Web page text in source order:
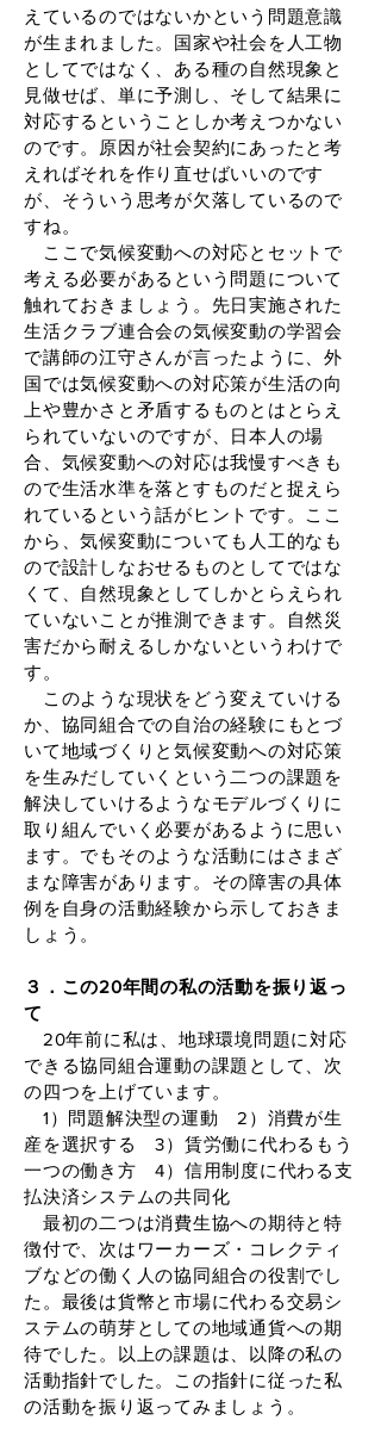
えているのではないかという問題意識
が生まれました。国家や社会を人工物
としてではなく、ある種の自然現象と
見做せば、単に予測し、そして結果に
対応するということしか考えつかない
のです。原因が社会契約にあったと考
えればそれを作り直せばいいのです
が、そういう思考が欠落しているので
すね。
ここで気候変動への対応とセットで
考える必要があるという問題について
触れておきましょう。先日実施された
生活クラブ連合会の気候変動の学習会
で講師の江守さんが言ったように、外
国では気候変動への対応策が生活の向
上や豊かさと矛盾するものとはとらえ
られていないのですが、日本人の場
合、気候変動への対応は我慢すべきも
ので生活水準を落とすものだと捉えら
れているという話がヒントです。ここ
から、気候変動についても人工的なも
ので設計しなおせるものとしてではな
くて、自然現象としてしかとらえられ
ていないことが推測できます。自然災
害だから耐えるしかないというわけで
す。
このような現状をどう変えていける
か、協同組合での自治の経験にもとづ
いて地域づくりと気候変動への対応策
を生みだしていくという二つの課題を
解決していけるようなモデルづくりに
取り組んでいく必要があるように思い
ます。でもそのような活動にはさまざ
まな障害があります。その障害の具体
例を自身の活動経験から示しておきま
しょう。
３．この20年間の私の活動を振り返っ
て
20年前に私は、地球環境問題に対応
できる協同組合運動の課題として、次
の四つを上げています。
1）問題解決型の運動 2）消費が生
産を選択する 3）賃労働に代わるもう
一つの働き方 4）信用制度に代わる支
払決済システムの共同化
最初の二つは消費生協への期待と特
徴付で、次はワーカーズ・コレクティ
ブなどの働く人の協同組合の役割でし
た。最後は貨幣と市場に代わる交易シ
ステムの萌芽としての地域通貨への期
待でした。以上の課題は、以降の私の
活動指針でした。この指針に従った私
の活動を振り返ってみましょう。